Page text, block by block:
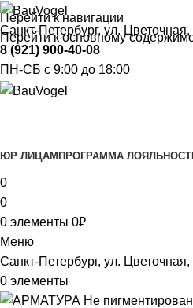
Перейти к навигации
Перейти к основному
Санкт-Петербург, ул. Цветочная,
8 (921) 900-40-08
ПН-СБ с 9:00 до 18:00
ЮР ЛИЦАМПРОГРАММА
0
0
0 элементы 0₽
Меню
Санкт-Петербург, ул. Цветочная,
0 элементы